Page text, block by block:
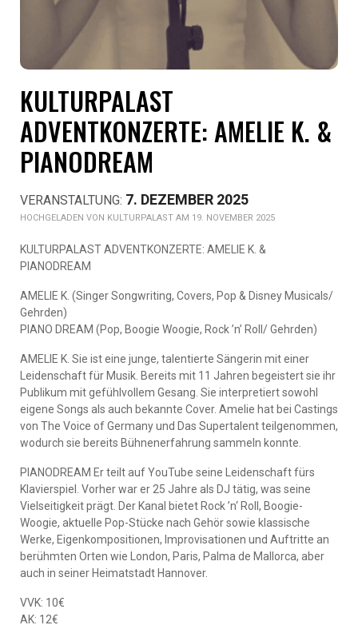
KULTURPALAST
ADVENTKONZERTE: AMELIE K. &
PIANODREAM
7. DEZEMBER 2025
KULTURPALAST AM 19. NOVEMBER 2025
KULTURPALAST ADVENTKONZERTE: AMELIE K. &
PIANODREAM
AMELIE K. (Singer Songwriting, Covers, Pop & Disney Musicals/
Gehrden)
PIANO DREAM (Pop, Boogie Woogie, Rock ’n’ Roll/ Gehrden)
AMELIE K. Sie ist eine junge, talentierte Sängerin mit einer
Leidenschaft für Musik. Bereits mit 11 Jahren begeistert sie ihr
Publikum mit gefühlvollem Gesang. Sie interpretiert sowohl
eigene Songs als auch bekannte Cover. Amelie hat bei Castings
von The Voice of Germany und Das Supertalent teilgenommen,
wodurch sie bereits Bühnenerfahrung sammeln konnte.
PIANODREAM Er teilt auf YouTube seine Leidenschaft fürs
Klavierspiel. Vorher war er 25 Jahre als DJ tätig, was seine
Vielseitigkeit prägt. Der Kanal bietet Rock ’n‘ Roll, Boogie-
Woogie, aktuelle Pop-Stücke nach Gehör sowie klassische
Werke, Eigenkompositionen, Improvisationen und Auftritte an
berühmten Orten wie London, Paris, Palma de Mallorca, aber
auch in seiner Heimatstadt Hannover.
VVK: 10€
AK: 12€